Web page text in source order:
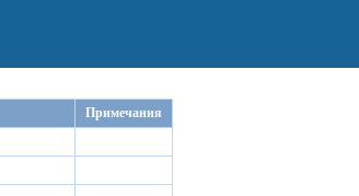
Примечания